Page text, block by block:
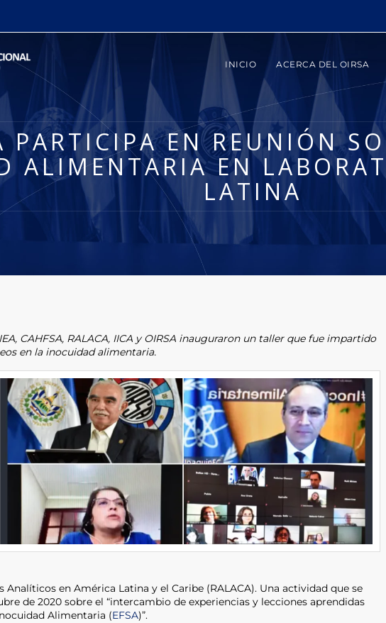
INICIO ACERCA DEL OIRSA
PARTICIPA EN REUNIÓN
ALIMENTARIA EN
LATINA
CAHFSA, RALACA, IICA y OIRSA inauguraron un taller que fue impartido
en la inocuidad alimentaria.
Analíticos en América Latina y el Caribe (RALACA). Una actividad que se
de 2020 sobre el “intercambio de experiencias y lecciones aprendidas
Alimentaria (EFSA)”.